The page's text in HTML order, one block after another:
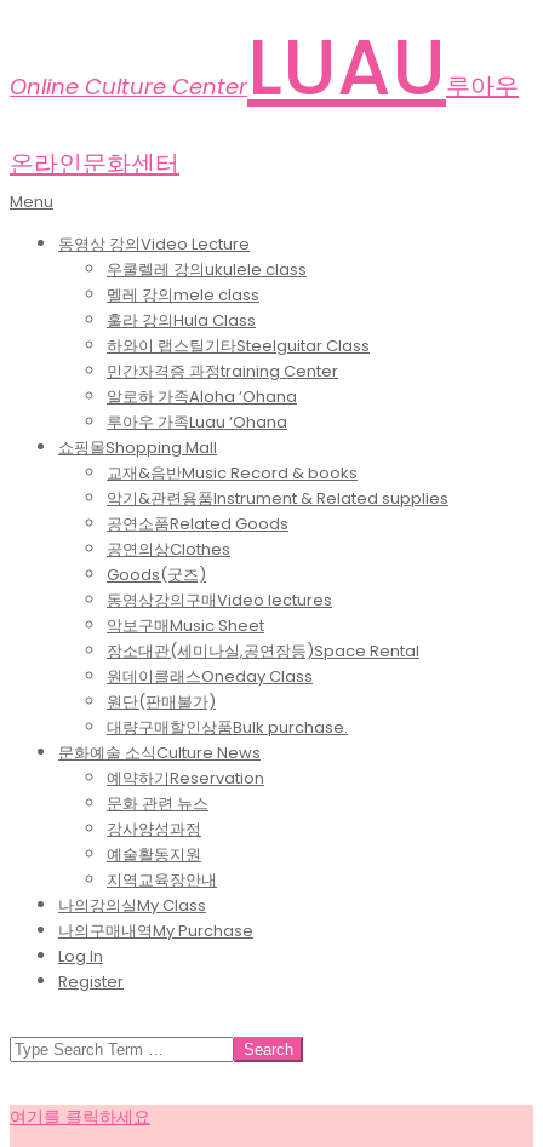
Online Culture Center LUAU 루아우
온라인문화센터
Primary
Menu
Menu
동영상 강의Video Lecture
우쿨렐레 강의ukulele class
멜레 강의mele class
훌라 강의Hula Class
하와이 랩스틸기타Steelguitar Class
민간자격증 과정training Center
알로하 가족Aloha ‘Ohana
루아우 가족Luau ‘Ohana
쇼핑몰Shopping Mall
교재&음반Music Record & books
악기&관련용품Instrument & Related supplies
공연소품Related Goods
공연의상Clothes
Goods(굿즈)
동영상강의구매Video lectures
악보구매Music Sheet
장소대관(세미나실,공연장등)Space Rental
원데이클래스Oneday Class
원단(판매불가)
대량구매할인상품Bulk purchase.
문화예술 소식Culture News
예약하기Reservation
문화 관련 뉴스
강사양성과정
예술활동지원
지역교육장안내
나의강의실My Class
나의구매내역My Purchase
Log In
Register
SEARCH
여기를 클릭하세요